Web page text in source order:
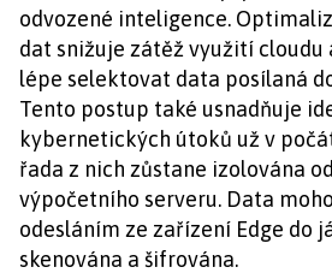
odvozené inteligence.
dat snižuje zátěž využití cloudu
lépe selektovat data posílaná
Tento postup také usnadňuje
kybernetických útoků už v
řada z nich zůstane izolována
výpočetního serveru. Data
odesláním ze zařízení Edge do
skenována a šifrována.